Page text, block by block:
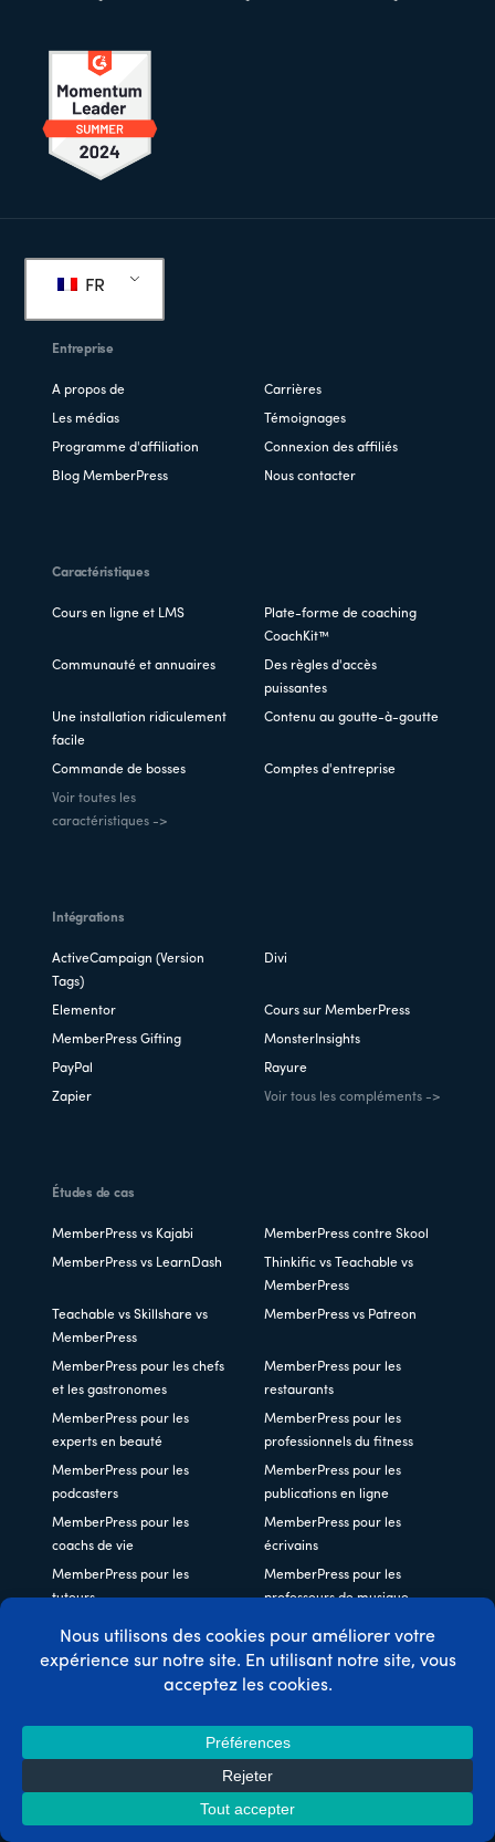
de
FR
Entreprise
A propos de Carrières
Les médias Témoignages
Programme d'affiliation Connexion des affiliés
Blog MemberPress Nous contacter
Caractéristiques
Cours en ligne et LMS
Plate-forme de coaching
CoachKit™
Communauté et annuaires
Des règles d'accès
puissantes
Une installation ridiculement
facile
Contenu au goutte-à-goutte
Commande de bosses Comptes d'entreprise
Voir toutes les
caractéristiques ->
Intégrations
ActiveCampaign (Version
Tags)
Divi
Elementor Cours sur MemberPress
MemberPress Gifting MonsterInsights
PayPal Rayure
Zapier Voir tous les compléments ->
Études de cas
MemberPress vs Kajabi MemberPress contre Skool
MemberPress vs LearnDash
Thinkific vs Teachable vs
MemberPress
Teachable vs Skillshare vs
MemberPress
MemberPress vs Patreon
MemberPress pour les chefs
et les gastronomes
MemberPress pour les
restaurants
MemberPress pour les
experts en beauté
MemberPress pour les
professionnels du fitness
MemberPress pour les
podcasters
MemberPress pour les
publications en ligne
MemberPress pour les
coachs de vie
MemberPress pour les
écrivains
MemberPress pour les
tuteurs
MemberPress pour les
professeurs de musique
MemberPress pour les
entraîneurs
MemberPress pour les
nutritionnistes
MemberPress pour les
MemberPress pour les
MemberPress pour les
designers